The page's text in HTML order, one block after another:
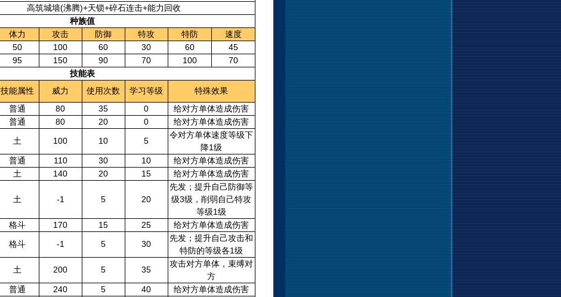
高筑城墙(沸腾)+天锁+碎石连击+能力回收
种族值
体力 攻击 防御 特攻 特防
速度
50 100 60 30 60
45
95 150 90 70 100
70
技能表
技能属性 威力 使用次数 学习等级
特殊效果
普通 80 35 0
给对方单体造成伤害
普通 80 20 0
给对方单体造成伤害
土 100 10 5
令对方单体速度等级下
降1级
普通 110 30 10
给对方单体造成伤害
土 140 20 15 给对方单体造成伤害
土 -1 5 20
先发；提升自己防御等
级3级，削弱自己特攻
等级1级
格斗 170 15 25
给对方单体造成伤害
格斗 -1 5 30
先发；提升自己攻击和
特防的等级各1级
土 200 5 35
攻击对方单体，束缚对
方
普通 240 5 40 给对方单体造成伤害